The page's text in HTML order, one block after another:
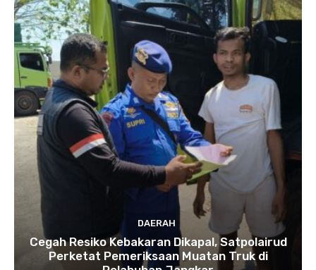
DAERAH
Cegah Resiko Kebakaran Dikapal, Satpolairud
Perketat Pemeriksaan Muatan Truk di